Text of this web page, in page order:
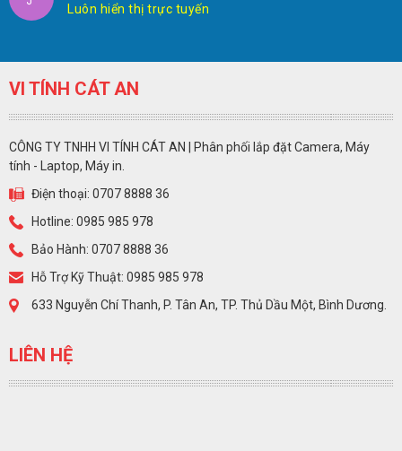
Luôn hiển thị trực tuyến
VI TÍNH CÁT AN
CÔNG TY TNHH VI TÍNH CÁT AN | Phân phối lắp đặt Camera, Máy
tính - Laptop, Máy in.
Điện thoại: 0707 8888 36
Hotline: 0985 985 978
Bảo Hành: 0707 8888 36
Hỗ Trợ Kỹ Thuật: 0985 985 978
633 Nguyễn Chí Thanh, P. Tân An, TP. Thủ Dầu Một, Bình Dương.
LIÊN HỆ